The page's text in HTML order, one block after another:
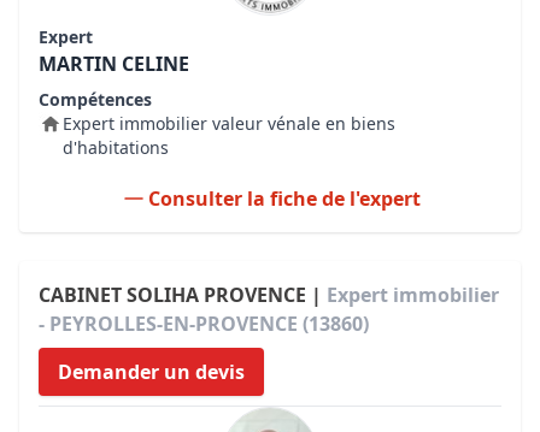
Expert
MARTIN CELINE
Compétences
Expert immobilier valeur vénale en biens
d'habitations
Consulter la fiche de l'expert
CABINET SOLIHA PROVENCE | Expert immobilier
- PEYROLLES-EN-PROVENCE (13860)
Demander un devis